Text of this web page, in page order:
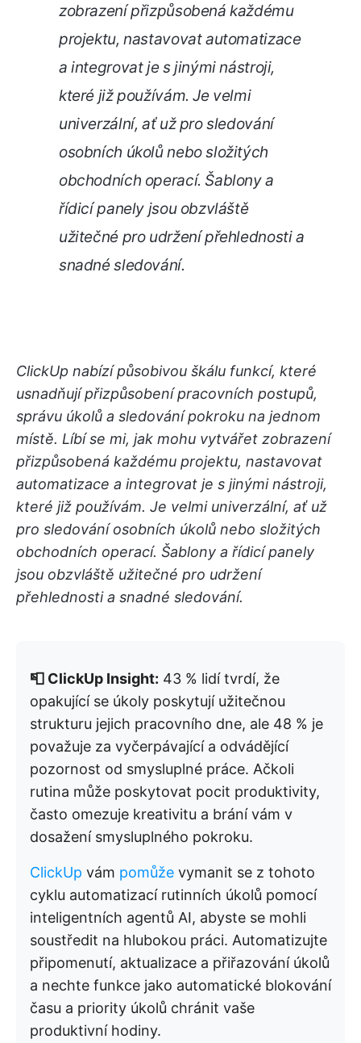
zobrazení přizpůsobená každému
projektu, nastavovat automatizace
a integrovat je s jinými nástroji,
které již používám. Je velmi
univerzální, ať už pro sledování
osobních úkolů nebo složitých
obchodních operací. Šablony a
řídicí panely jsou obzvláště
užitečné pro udržení přehlednosti a
snadné sledování.
ClickUp nabízí působivou škálu funkcí, které
usnadňují přizpůsobení pracovních postupů,
správu úkolů a sledování pokroku na jednom
místě. Líbí se mi, jak mohu vytvářet zobrazení
přizpůsobená každému projektu, nastavovat
automatizace a integrovat je s jinými nástroji,
které již používám. Je velmi univerzální, ať už
pro sledování osobních úkolů nebo složitých
obchodních operací. Šablony a řídicí panely
jsou obzvláště užitečné pro udržení
přehlednosti a snadné sledování.
📮 ClickUp Insight: 43 % lidí tvrdí, že
opakující se úkoly poskytují užitečnou
strukturu jejich pracovního dne, ale 48 % je
považuje za vyčerpávající a odvádějící
pozornost od smysluplné práce. Ačkoli
rutina může poskytovat pocit produktivity,
často omezuje kreativitu a brání vám v
dosažení smysluplného pokroku.
ClickUp vám pomůže vymanit se z tohoto
cyklu automatizací rutinních úkolů pomocí
inteligentních agentů AI, abyste se mohli
soustředit na hlubokou práci. Automatizujte
připomenutí, aktualizace a přiřazování úkolů
a nechte funkce jako automatické blokování
času a priority úkolů chránit vaše
produktivní hodiny.